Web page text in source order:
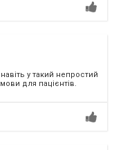
у такий непростий
для пацієнтів.